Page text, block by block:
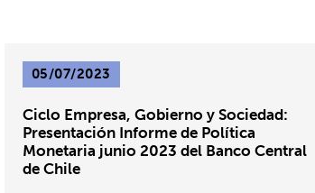
05/07/2023
Ciclo Empresa, Gobierno y Sociedad:
Presentación Informe de Política
Monetaria junio 2023 del Banco Central
de Chile